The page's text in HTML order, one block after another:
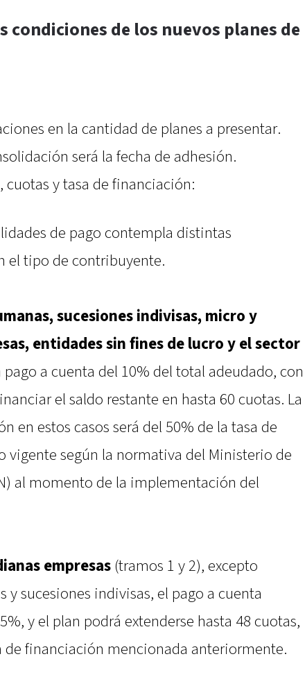
condiciones de los nuevos planes de
en la cantidad de planes a presentar.
será la fecha de adhesión.
cuotas y tasa de financiación:
de pago contempla distintas
el tipo de contribuyente.
sucesiones indivisas, micro y
entidades sin fines de lucro y el sector
pago a cuenta del 10% del total adeudado, con
el saldo restante en hasta 60 cuotas. La
en estos casos será del 50% de la tasa de
vigente según la normativa del Ministerio de
al momento de la implementación del
empresas (tramos 1 y 2), excepto
y sucesiones indivisas, el pago a cuenta
y el plan podrá extenderse hasta 48 cuotas,
de financiación mencionada anteriormente.